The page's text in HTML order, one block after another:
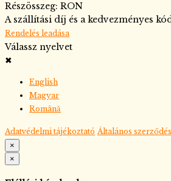
Részösszeg: RON
A szállítási díj és a kedvezményes
Rendelés leadása
Válassz nyelvet
✖
English
Magyar
Română
Adatvédelmi tájékoztató Általános
×
×